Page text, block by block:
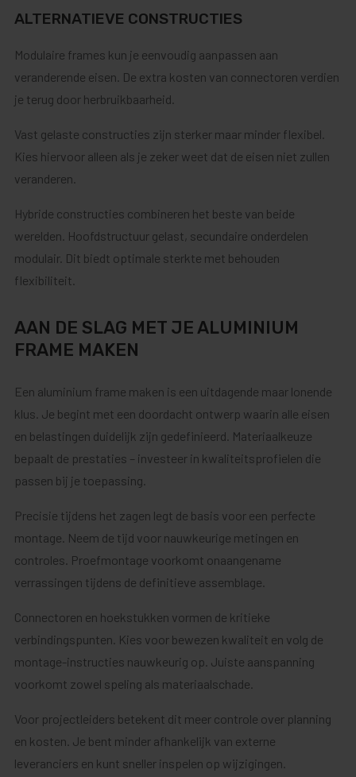
ALTERNATIEVE CONSTRUCTIES
Modulaire frames kun je eenvoudig aanpassen aan
veranderende eisen. De extra kosten van connectoren verdien
je terug door herbruikbaarheid.
Vast gelaste constructies zijn sterker maar minder flexibel.
Kies hiervoor alleen als je zeker weet dat de eisen niet zullen
veranderen.
Hybride constructies combineren het beste van beide
werelden. Hoofdstructuur gelast, secundaire onderdelen
modulair. Dit biedt optimale sterkte met behouden
flexibiliteit.
AAN DE SLAG MET JE ALUMINIUM
FRAME MAKEN
Een aluminium frame maken is een uitdagende maar lonende
klus. Je begint met een doordacht ontwerp waarin alle eisen
en belastingen duidelijk zijn gedefinieerd. Materiaalkeuze
bepaalt de prestaties – investeer in kwaliteitsprofielen die
passen bij je toepassing.
Precisie tijdens het zagen legt de basis voor een perfecte
montage. Neem de tijd voor nauwkeurige metingen en
controles. Proefmontage voorkomt onaangename
verrassingen tijdens de definitieve assemblage.
Connectoren en hoekstukken vormen de kritieke
verbindingspunten. Kies voor bewezen kwaliteit en volg de
montage-instructies nauwkeurig op. Juiste aanspanning
voorkomt zowel speling als materiaalschade.
Voor projectleiders betekent dit meer controle over planning
en kosten. Je bent minder afhankelijk van externe
leveranciers en kunt sneller inspelen op wijzigingen.